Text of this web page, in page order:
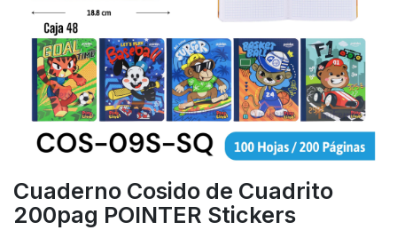
Cuaderno Cosido de Cuadrito
200pag POINTER Stickers